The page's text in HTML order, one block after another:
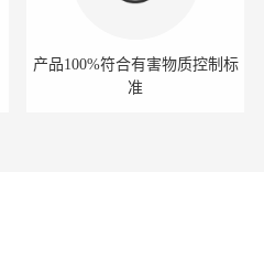
产品100%符合有害物质控制标
准